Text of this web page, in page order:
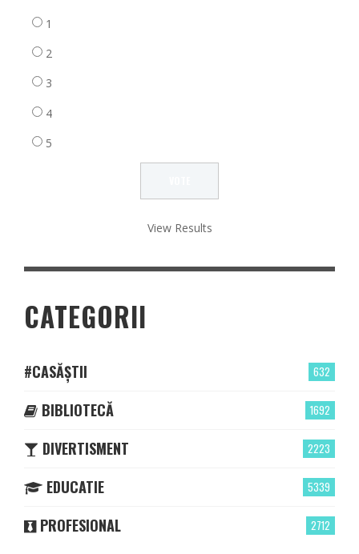
1
2
3
4
5
View Results
CATEGORII
632
#CASĂȘTII
1692
BIBLIOTECĂ
2223
DIVERTISMENT
5339
EDUCATIE
2712
PROFESIONAL